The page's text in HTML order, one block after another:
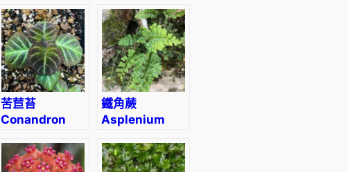
苦苣苔
Conandron
fluorescent
鐵角蕨
Asplenium